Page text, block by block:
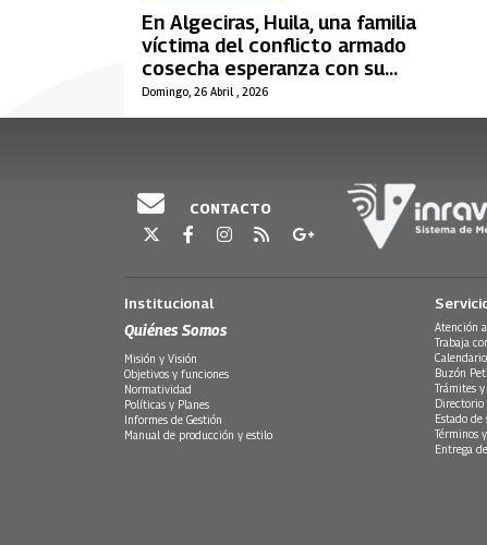
Domingo, 26 Abril , 2026
En Algeciras, Huila, una familia
víctima del conflicto armado
cosecha esperanza con su
emprendimiento de miel
CONTACTO
Institucional
Quiénes Somos
Misión y Visión
Objetivos y funciones
Normatividad
Políticas y Planes
Informes de Gestión
Manual de producción y estilo
Atención
Trabaja
Buzón
Trámites
Directorio
Estado
Términos
Entrega